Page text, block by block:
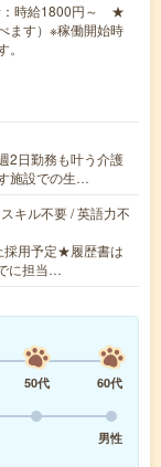
：時給1800円～ ★
ます）※稼働開始時
2日勤務も叶う介護
施設での生…
キル不要 / 英語力不
用予定★履歴書は
に担当…
50代
60代
男性